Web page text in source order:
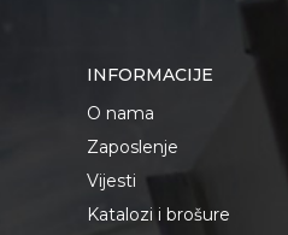
INFORMACIJE
O nama
Zaposlenje
Vijesti
Katalozi i brošure